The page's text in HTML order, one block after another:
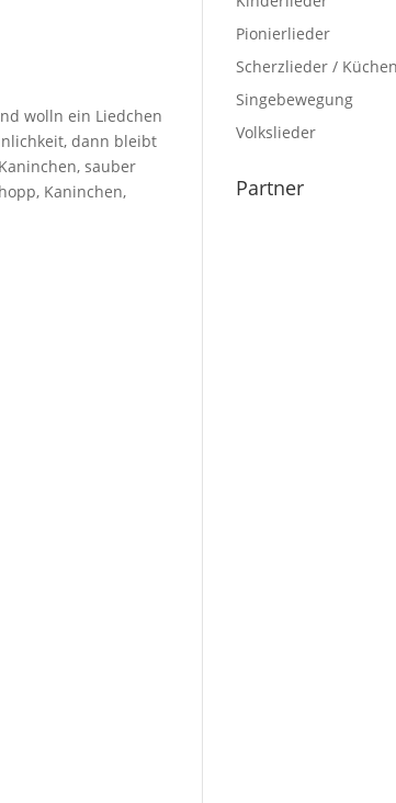
wolln ein Liedchen
dann bleibt
sauber
Kaninchen,
Pionierlieder
Scherzlieder /
Singebewegung
Volkslieder
Partner